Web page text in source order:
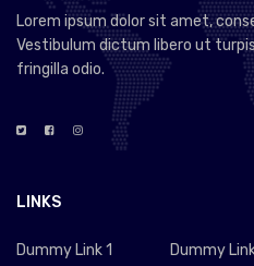
Lorem ipsum dolor sit amet,
Vestibulum dictum libero ut
fringilla odio.
LINKS
Dummy Link 1 Dummy